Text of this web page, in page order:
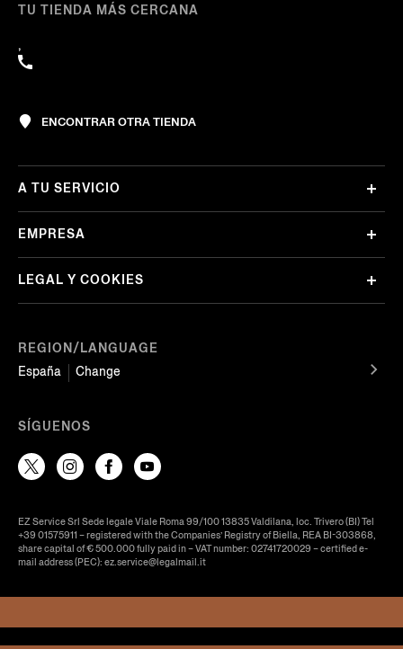
TU TIENDA MÁS CERCANA
,
ENCONTRAR OTRA TIENDA
REGION/LANGUAGE
España
Change
A TU SERVICIO
EMPRESA
LEGAL Y COOKIES
SÍGUENOS
EZ Service Srl Sede legale Viale Roma 99/100 13835 Valdilana, loc. Trivero (BI) Tel
+39 01575911 – registered with the Companies’ Registry of Biella, REA BI-303868,
share capital of € 500.000 fully paid in – VAT number: 02741720029 – certified e-
mail address (PEC): ez.service@legalmail.it